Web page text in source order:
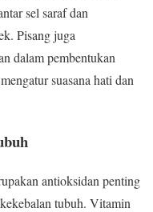
sel saraf dan
Pisang juga
dalam pembentukan
suasana hati dan
antioksidan penting
tubuh. Vitamin